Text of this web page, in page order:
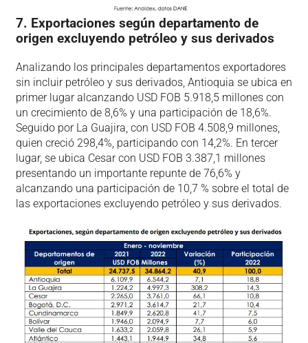
7. Exportaciones según departamento de
origen excluyendo petróleo y sus derivados
Analizando los principales departamentos exportadores
sin incluir petróleo y sus derivados, Antioquia se ubica en
primer lugar alcanzando USD FOB 5.918,5 millones con
un crecimiento de 8,6% y una participación de 18,6%.
Seguido por La Guajira, con USD FOB 4.508,9 millones,
quien creció 298,4%, participando con 14,2%. En tercer
lugar, se ubica Cesar con USD FOB 3.387,1 millones
presentando un importante repunte de 76,6% y
alcanzando una participación de 10,7 % sobre el total de
las exportaciones excluyendo petróleo y sus derivados.